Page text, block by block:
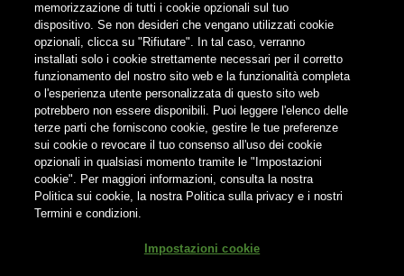
Find us on:
Non condividere i contenuti con i minori
® Birra del Borgo S.r.l. Società Unipersonale - Via Basento n. 37 -
memorizzazione di tutti i cookie opzionali sul tuo
dispositivo. Se non desideri che vengano utilizzati cookie
opzionali, clicca su "Rifiutare". In tal caso, verranno
installati solo i cookie strettamente necessari per il corretto
funzionamento del nostro sito web e la funzionalità completa
o l'esperienza utente personalizzata di questo sito web
potrebbero non essere disponibili. Puoi leggere l'elenco delle
terze parti che forniscono cookie, gestire le tue preferenze
sui cookie o revocare il tuo consenso all'uso dei cookie
opzionali in qualsiasi momento tramite le "Impostazioni
cookie". Per maggiori informazioni, consulta la nostra
Politica sui cookie, la nostra Politica sulla privacy e i nostri
Termini e condizioni.
Impostazioni cookie